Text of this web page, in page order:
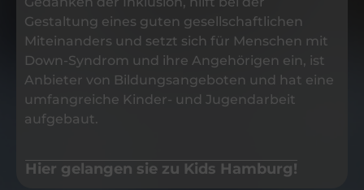
Gestaltung eines guten gesellschaftlichen
Miteinanders und setzt sich für Menschen mit
Down-Syndrom und ihre Angehörigen ein, ist
Anbieter von Bildungsangeboten und hat eine
umfangreiche Kinder- und Jugendarbeit
aufgebaut.
Hier gelangen sie zu Kids Hamburg!